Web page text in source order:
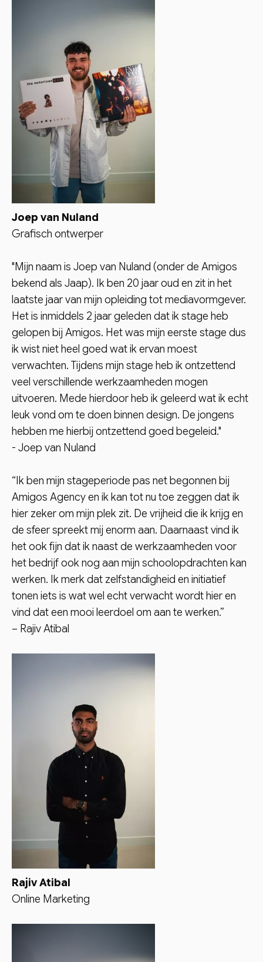
Joep van Nuland
Grafisch ontwerper
"Mijn naam is Joep van Nuland (onder de Amigos
bekend als Jaap). Ik ben 20 jaar oud en zit in het
laatste jaar van mijn opleiding tot mediavormgever.
Het is inmiddels 2 jaar geleden dat ik stage heb
gelopen bij Amigos. Het was mijn eerste stage dus
ik wist niet heel goed wat ik ervan moest
verwachten. Tijdens mijn stage heb ik ontzettend
veel verschillende werkzaamheden mogen
uitvoeren. Mede hierdoor heb ik geleerd wat ik echt
leuk vond om te doen binnen design. De jongens
hebben me hierbij ontzettend goed begeleid."
- Joep van Nuland
“Ik ben mijn stageperiode pas net begonnen bij
Amigos Agency en ik kan tot nu toe zeggen dat ik
hier zeker om mijn plek zit. De vrijheid die ik krijg en
de sfeer spreekt mij enorm aan. Daarnaast vind ik
het ook fijn dat ik naast de werkzaamheden voor
het bedrijf ook nog aan mijn schoolopdrachten kan
werken. Ik merk dat zelfstandigheid en initiatief
tonen iets is wat wel echt verwacht wordt hier en
vind dat een mooi leerdoel om aan te werken.”
– Rajiv Atibal
Rajiv Atibal
Online Marketing